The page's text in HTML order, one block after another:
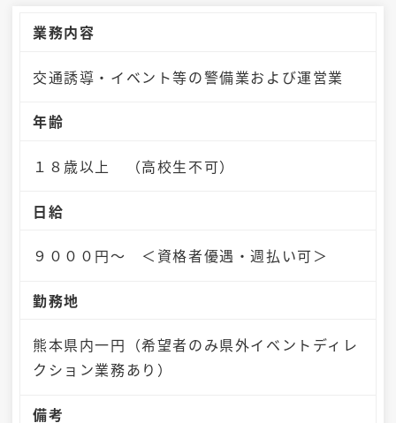
業務内容
交通誘導・イベント等の警備業および運営業
年齢
１８歳以上 （高校生不可）
日給
９０００円～ ＜資格者優遇・週払い可＞
勤務地
熊本県内一円（希望者のみ県外イベントディレ
クション業務あり）
備考